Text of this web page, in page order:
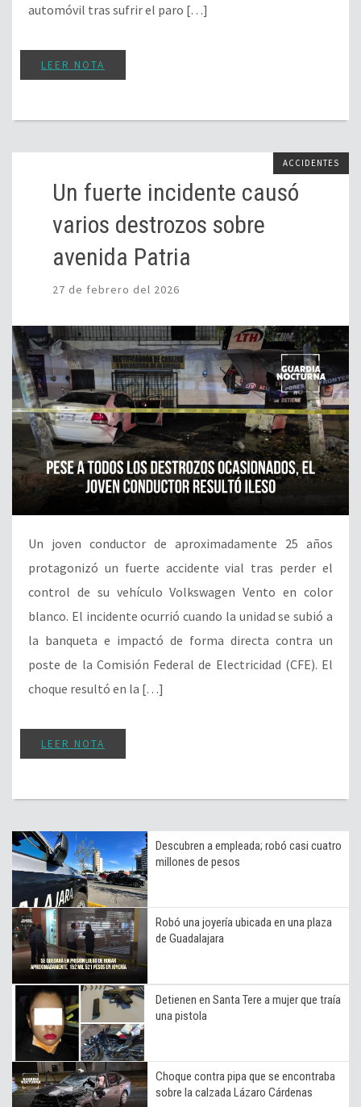
automóvil tras sufrir el paro […]
LEER NOTA
ACCIDENTES
Un fuerte incidente causó
varios destrozos sobre
avenida Patria
27 de febrero del 2026
Un joven conductor de aproximadamente 25 años
protagonizó un fuerte accidente vial tras perder el
control de su vehículo Volkswagen Vento en color
blanco. El incidente ocurrió cuando la unidad se subió a
la banqueta e impactó de forma directa contra un
poste de la Comisión Federal de Electricidad (CFE). El
choque resultó en la […]
LEER NOTA
Descubren a empleada; robó casi cuatro
millones de pesos
Robó una joyería ubicada en una plaza
de Guadalajara
Detienen en Santa Tere a mujer que traía
una pistola
Choque contra pipa que se encontraba
sobre la calzada Lázaro Cárdenas